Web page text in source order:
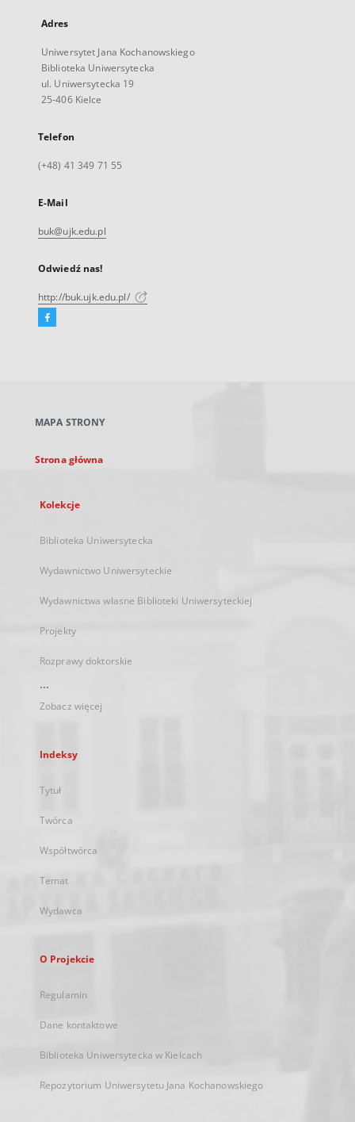
Adres
Uniwersytet Jana Kochanowskiego
Biblioteka Uniwersytecka
ul. Uniwersytecka 19
25-406 Kielce
Telefon
(+48) 41 349 71 55
E-Mail
buk@ujk.edu.pl
Odwiedź nas!
http://buk.ujk.edu.pl/
Facebook
karcie
MAPA STRONY
Strona główna
Kolekcje
Biblioteka Uniwersytecka
Wydawnictwo Uniwersyteckie
Wydawnictwa własne Biblioteki Uniwersyteckiej
Projekty
Rozprawy doktorskie
...
Zobacz więcej
Indeksy
Tytuł
Twórca
Współtwórca
Temat
Wydawca
O Projekcie
Regulamin
Dane kontaktowe
Biblioteka Uniwersytecka w Kielcach
Repozytorium Uniwersytetu Jana Kochanowskiego